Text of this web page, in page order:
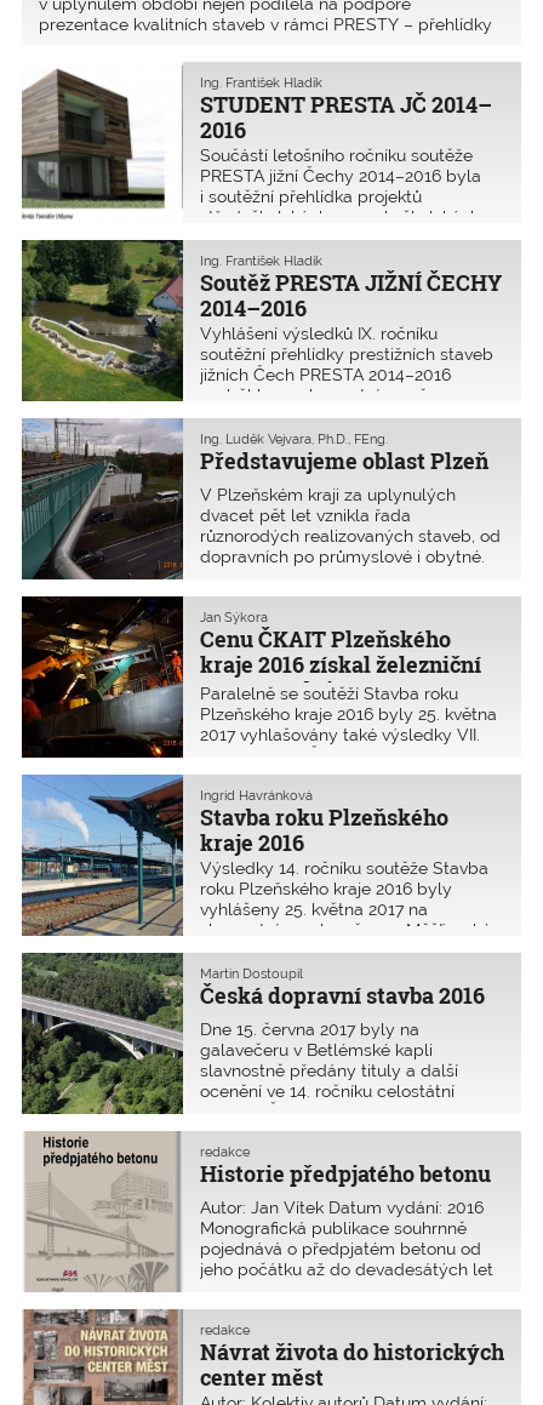
v uplynulém období nejen podílela na podpoře
prezentace kvalitních staveb v rámci PRESTY – přehlídky
spolupracovala se středními odbornými školami. Pořádání
16
STUDENT PRESTA JČ 2014–
2016
Ing. František Hladík
Součástí letošního ročníku soutěže
PRESTA jižní Čechy 2014–2016 byla
i soutěžní přehlídka projektů
středoškolských a vysokoškolských
studentů stavebních škol jihočeského
regionu STUDENT PRESTA JČ 2014–
2016. Této části soutěže se zúčastnili
vybraní reprezen
Soutěž PRESTA JIŽNÍ ČECHY
2014–2016
Ing. František Hladík
Vyhlášení výsledků IX. ročníku
soutěžní přehlídky prestižních staveb
jižních Čech PRESTA 2014–2016
proběhlo na slavnostním večeru
stavbařů 20. dubna 2017 v Clarion
Congress Hotelu České Budějovice.
Vyhlašovatelé, kterými jsou Český
svaz stavebních inženýrů ve spo
Představujeme oblast Plzeň
Ing. Luděk Vejvara, Ph.D., FEng.
V Plzeňském kraji za uplynulých
dvacet pět let vznikla řada
různorodých realizovaných staveb, od
dopravních po průmyslové i obytné.
ČKAIT z naší oblasti. Autorizované
osoby všech oborů a specializací tak
přispěly k jejich zdárném
Cenu ČKAIT Plzeňského
kraje 2016 získal železniční
most Gambrinus
Jan Sýkora
Paralelně se soutěží Stavba roku
Plzeňského kraje 2016 byly 25. května
2017 vyhlašovány také výsledky VII.
kterou vypisuje OK ČKAIT Plzeň. Do
soutěže se mohly přihlásit do
9. května 2017 stavby projektově nebo
realizačně dokončené v�
Stavba roku Plzeňského
kraje 2016
Ingrid Havránková
Výsledky 14. ročníku soutěže Stavba
roku Plzeňského kraje 2016 byly
vyhlášeny 25. května 2017 na
slavnostním galavečeru v Měšťanské
besedě v Plzni. Prestižní titul získaly tři
stavby. Mezi nejvýše oceněné stavby
realizované v roce 2016 se v kategorii
Rekonstrukce budov
Česká dopravní stavba 2016
Martin Dostoupil
Dne 15. června 2017 byly na
galavečeru v Betlémské kapli
slavnostně předány tituly a další
ocenění ve 14. ročníku celostátní
technologie, inovace roku 2016. Cílem
soutěže, kterou každoročně vypisuje
Ministerstvo dopravy ČR, je
Historie předpjatého betonu
redakce
Autor: Jan Vítek Datum vydání: 2016
Monografická publikace souhrnně
pojednává o předpjatém betonu od
jeho počátku až do devadesátých let
kapitol, které se týkají např. počátků
předpjatého betonu, mostů
z prefabrikovaných nosník
Návrat života do historických
center měst
redakce